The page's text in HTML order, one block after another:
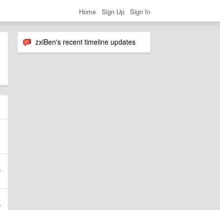
Home Sign Up Sign In
zxlBen's recent timeline updates